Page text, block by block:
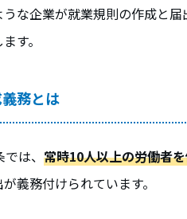
な企業が就業規則の作成と
す。
務とは
は、 常時10人以上の労働者
義務付けられています。